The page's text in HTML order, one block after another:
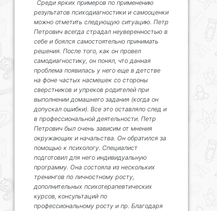
Среди ярких примеров по применению
результатов психодиагностики и самооценки
можно отметить следующую ситуацию. Петр
Петрович всегда страдал неуверенностью в
себе и боялся самостоятельно принимать
решения. После того, как он провел
самодиагностику, он понял, что данная
проблема появилась у него еще в детстве
на фоне частых насмешек со стороны
сверстников и упреков родителей при
выполнении домашнего задания (когда он
допускал ошибки). Все это оставляло след и
в профессиональной деятельности. Петр
Петрович был очень зависим от мнения
окружающих и начальства. Он обратился за
помощью к психологу. Специалист
подготовил для него индивидуальную
программу. Она состояла из нескольких
тренингов по личностному росту,
дополнительных психотерапевтических
курсов, консультаций по
профессиональному росту и пр. Благодаря